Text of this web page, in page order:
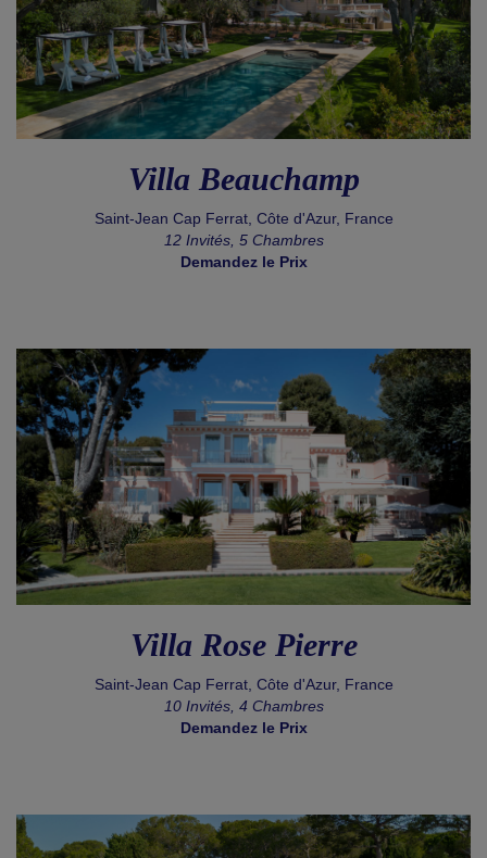
Villa Beauchamp
Saint-Jean Cap Ferrat, Côte d'Azur, France
12 Invités, 5 Chambres
Demandez le Prix
Villa Rose Pierre
Saint-Jean Cap Ferrat, Côte d'Azur, France
10 Invités, 4 Chambres
Demandez le Prix